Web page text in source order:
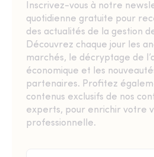
Inscrivez-vous à notre
quotidienne gratuite pour
des actualités de la gestion
Découvrez chaque jour les
marchés, le décryptage de
économique et les
partenaires. Profitez
contenus exclusifs de nos
experts, pour enrichir votre
professionnelle.